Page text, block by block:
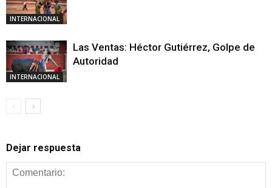
INTERNACIONAL
INTERNACIONAL
Las Ventas: Héctor Gutiérrez, Golpe de
Autoridad
Dejar respuesta